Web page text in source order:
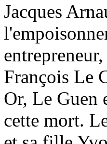
Jacques
François Le
Or, Le Guen
cette mort.